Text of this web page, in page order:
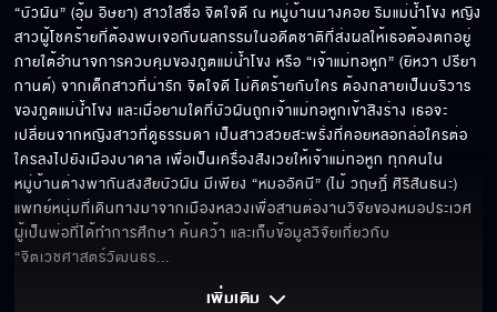
“บัวผัน” (อุ้ม อิษยา) สาวใสซื่อ จิตใจดี ณ หมู่บ้านนางคอย ริมแม่น้ำโขง หญิง
สาวผู้โชคร้ายที่ต้องพบเจอกับผลกรรมในอดีตชาติที่ส่งผลให้เธอต้องตกอยู่
ภายใต้อำนาจการควบคุมของภูตแม่น้ำโขง หรือ “เจ้าแม่ทอหูก” (ยิหวา ปรียา
กานต์) จากเด็กสาวที่น่ารัก จิตใจดี ไม่คิดร้ายกับใคร ต้องกลายเป็นบริวาร
ของภูตแม่น้ำโขง และเมื่อยามใดที่บัวผันถูกเจ้าแม่ทอหูกเข้าสิงร่าง เธอจะ
เปลี่ยนจากหญิงสาวที่ดูธรรมดา เป็นสาวสวยสะพรั่งที่คอยหลอกล่อใครต่อ
ใครลงไปยังเมืองบาดาล เพื่อเป็นเครื่องสังเวยให้เจ้าแม่ทอหูก ทุกคนใน
หมู่บ้านต่างพากันสงสัยบัวผัน มีเพียง “หมออัคนี” (ไม้ วฤษฎิ์ ศิริสันธนะ)
แพทย์หนุ่มที่เดินทางมาจากเมืองหลวงเพื่อสานต่องานวิจัยของหมอประเวศ
ผู้เป็นพ่อที่ได้ทำการศึกษา ค้นคว้า และเก็บข้อมูลวิจัยเกี่ยวกับ
“จิตเวชศาสตร์วัฒนธร...
เพิ่มเติม